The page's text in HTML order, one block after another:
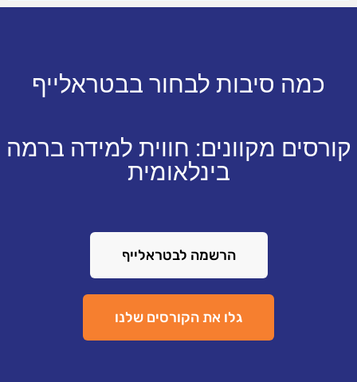
כמה סיבות לבחור בבטראלייף
קורסים מקוונים: חווית למידה ברמה
בינלאומית
הרשמה לבטראלייף
גלו את הקורסים שלנו